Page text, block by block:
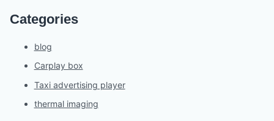
Categories
blog
Carplay box
Taxi advertising player
thermal imaging